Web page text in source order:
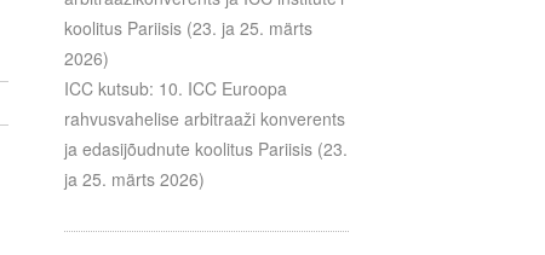
koolitus Pariisis (23. ja 25. märts
2026)
ICC kutsub: 10. ICC Euroopa
rahvusvahelise arbitraaži konverents
ja edasijõudnute koolitus Pariisis (23.
ja 25. märts 2026)